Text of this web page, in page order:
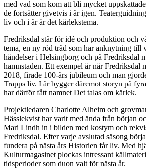
med vad som kom att bli mycket
de fortsätter givetvis i år igen.
liv och i år är det kärlekstema.
Fredriksdal står för idé och produktion och
tema, en ny röd tråd som har anknytning till
händelser i Helsingborg och på Fredriksdal
hamnstaden. Ett exempel är när Fredriksdal
2018, firade 100-års jubileum och man
Trapps liv. I år bygger däremot storyn på
har därför fått namnet Det talas om kärlek.
Projektledaren Charlotte Alheim och
Hässlekvist har varit med ända från början
Mari Lindh in i bilden med kostym och
Fredriksdal. Efter varje avslutad säsong
fundera på nästa års Historien får liv. Med
Kulturmagasinet plockas intressant
tidsperioder som duon valt för nästa år.